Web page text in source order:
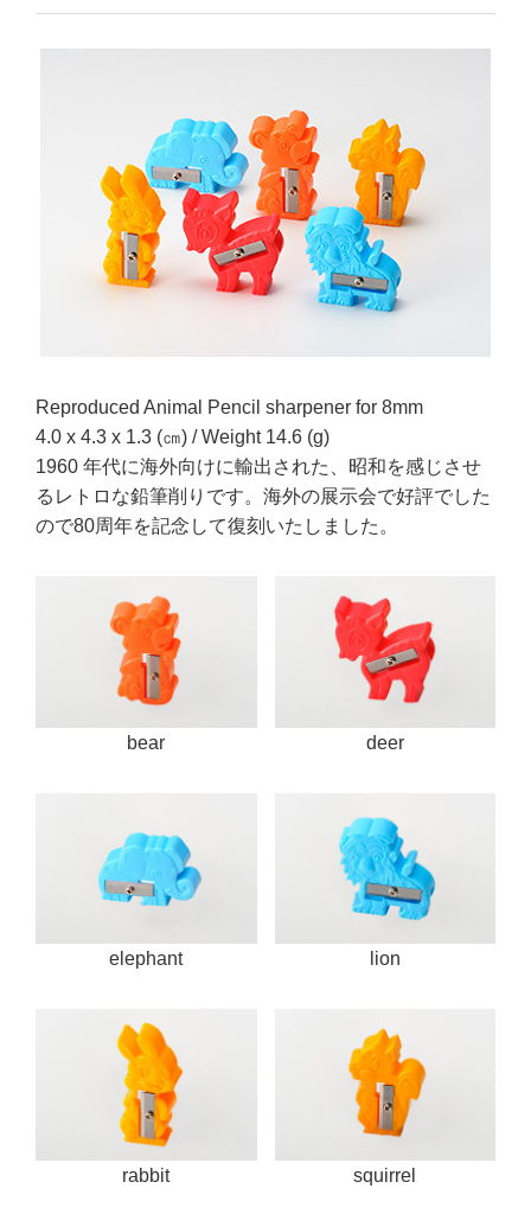
Reproduced Animal Pencil sharpener for 8mm
4.0 x 4.3 x 1.3 (㎝) / Weight 14.6 (g)
1960 年代に海外向けに輸出された、昭和を感じさせ
るレトロな鉛筆削りです。海外の展示会で好評でした
ので80周年を記念して復刻いたしました。
bear deer
elephant lion
rabbit squirrel